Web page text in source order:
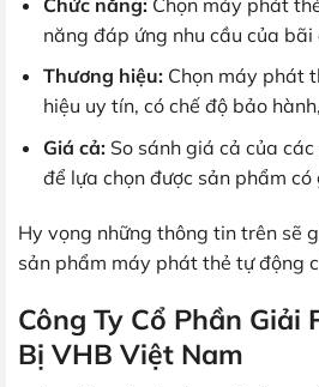
năng đáp ứng nhu cầu của bãi
Thương hiệu:Chọn máy phát
hiệu uy tín, có chế độ bảo
Giá cả:So sánh giá cả của
để lựa chọn được sản phẩm có
Hy vọng những thông tin trên sẽ
sản phẩm máy phát thẻ tự động
Công Ty Cổ Phần Giải
Bị VHB Việt Nam